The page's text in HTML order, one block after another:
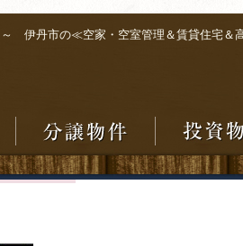
～ 伊丹市の≪空家・空室管理＆賃貸住宅